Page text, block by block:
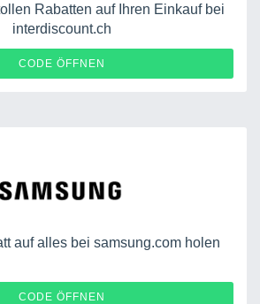
Rabatten auf Ihren Einkauf bei
interdiscount.ch
CODE ÖFFNEN
auf alles bei samsung.com holen
CODE ÖFFNEN